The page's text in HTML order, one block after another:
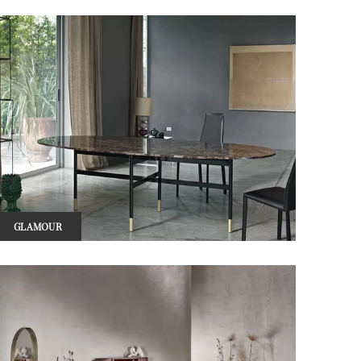
GLAMOUR